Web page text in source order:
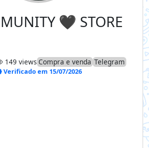
🖤 STORE
149 views Compra e venda Telegram
Verificado em 15/07/2026